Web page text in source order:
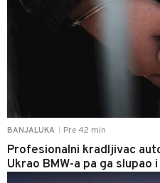
BANJALUKA Pre 42 min
Profesionalni kradljivac
Ukrao BMW-a pa ga slupao